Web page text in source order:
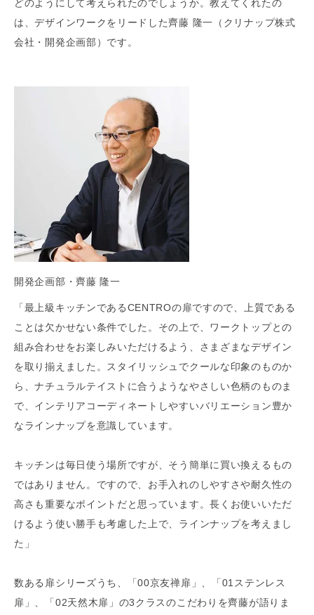
どのようにして考えられたのでしょうか。教えてくれたの
は、デザインワークをリードした齊藤 隆一（クリナップ株式
会社・開発企画部）です。
開発企画部・齊藤 隆一
「最上級キッチンであるCENTROの扉ですので、上質である
ことは欠かせない条件でした。その上で、ワークトップとの
組み合わせをお楽しみいただけるよう、さまざまなデザイン
を取り揃えました。スタイリッシュでクールな印象のものか
ら、ナチュラルテイストに合うようなやさしい色柄のものま
で、インテリアコーディネートしやすいバリエーション豊か
なラインナップを意識しています。
キッチンは毎日使う場所ですが、そう簡単に買い換えるもの
ではありません。ですので、お手入れのしやすさや耐久性の
高さも重要なポイントだと思っています。長くお使いいただ
けるよう使い勝手も考慮した上で、ラインナップを考えまし
た」
数ある扉シリーズうち、「00京友禅扉」、「01ステンレス
扉」、「02天然木扉」の3クラスのこだわりを齊藤が語りま